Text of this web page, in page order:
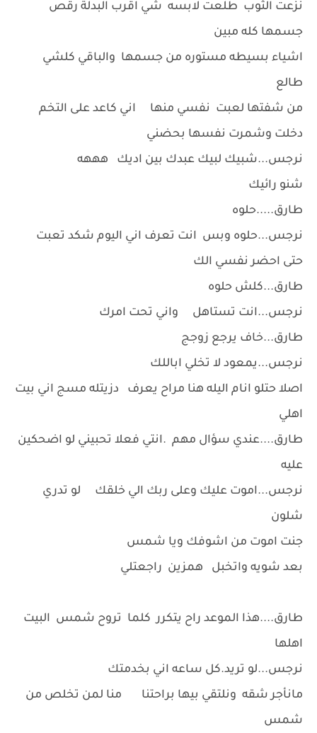
نزعت الثوب طلعت لابسه شي اقرب البدلة رقص
جسمها كله مبين
اشياء بسيطه مستوره من جسمها والباقي كلشي
طالع
من شفتها لعبت نفسي منها اني كاعد على التخم
دخلت وشمرت نفسها بحضني
نرجس...شبيك لبيك عبدك بين اديك هههه
شنو رائيك
طارق.....حلوه
نرجس...حلوه وبس انت تعرف اني اليوم شكد تعبت
حتى احضر نفسي الك
طارق...كلش حلوه
نرجس...انت تستاهل واني تحت امرك
طارق...خاف يرجع زوجج
نرجس...يمعود لا تخلي اباللك
اصلا حتلو انام اليله هنا مراح يعرف دزيتله مسج اني بيت
اهلي
طارق....عندي سؤال مهم .انتي فعلا تحبيني لو اضحكين
عليه
نرجس...اموت عليك وعلى ربك الي خلقك لو تدري
شلون
جنت اموت من اشوفك ويا شمس
بعد شويه واتخبل همزين راجعتلي
طارق....هذا الموعد راح يتكرر كلما تروح شمس البيت
اهلها
نرجس...لو تريد.كل ساعه اني بخدمتك
مانأجر شقه ونلتقي بيها براحتنا منا لمن تخلص من
شمس